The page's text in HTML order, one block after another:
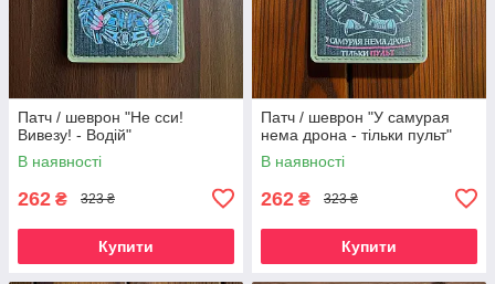
Патч / шеврон "Не сси!
Вивезу! - Водій"
В наявності
262 ₴ 323 ₴
Купити
Патч / шеврон "У самурая
нема дрона - тільки пульт"
В наявності
262 ₴ 323 ₴
Купити